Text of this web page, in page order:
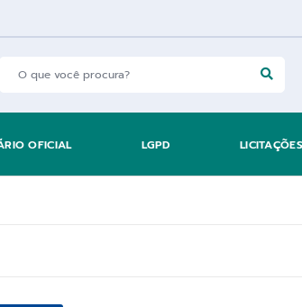
OFICIAL LGPD LICITAÇÕES